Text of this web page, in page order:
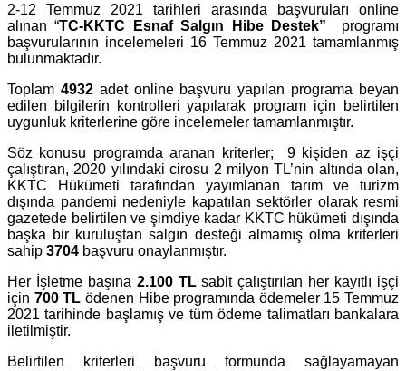
2-12 Temmuz 2021 tarihleri arasında başvuruları online
alınan “TC-KKTC Esnaf Salgın Hibe Destek”
programı
başvurularının incelemeleri 16 Temmuz 2021 tamamlanmış
bulunmaktadır.
Toplam 4932 adet online başvuru yapılan programa beyan
edilen bilgilerin kontrolleri yapılarak program için belirtilen
uygunluk kriterlerine göre incelemeler tamamlanmıştır.
Söz konusu programda aranan kriterler; 9 kişiden az işçi
çalıştıran, 2020 yılındaki cirosu 2 milyon TL’nin altında olan,
KKTC Hükümeti tarafından yayımlanan tarım ve turizm
dışında pandemi nedeniyle kapatılan sektörler olarak resmi
gazetede belirtilen ve şimdiye kadar KKTC hükümeti dışında
başka bir kuruluştan salgın desteği almamış olma kriterleri
sahip 3704 başvuru onaylanmıştır.
Her İşletme başına 2.100 TLsabit çalıştırılan her kayıtlı işçi
için 700 TL ödenen Hibe programında ödemeler 15 Temmuz
2021 tarihinde başlamış ve tüm ödeme talimatları bankalara
iletilmiştir.
Belirtilen kriterleri başvuru formunda sağlayamayan